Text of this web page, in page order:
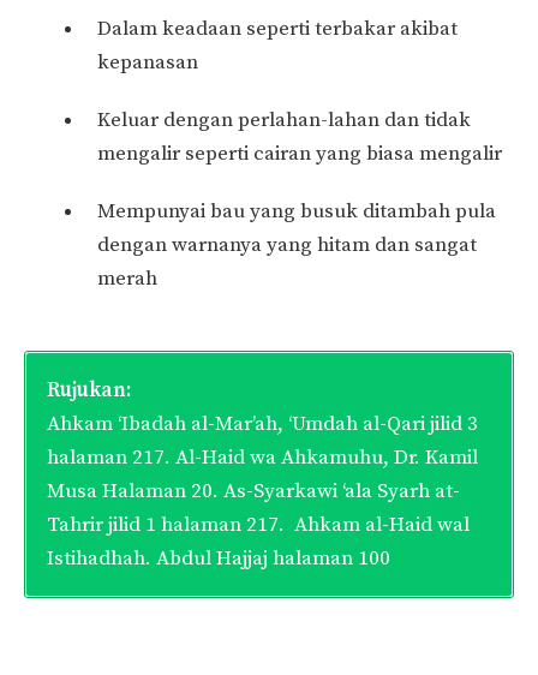
Dalam keadaan seperti terbakar akibat
kepanasan
Keluar dengan perlahan-lahan dan tidak
mengalir seperti cairan yang biasa mengalir
Mempunyai bau yang busuk ditambah pula
dengan warnanya yang hitam dan sangat
merah
Rujukan:
Ahkam ‘Ibadah al-Mar’ah, ‘Umdah al-Qari jilid 3
halaman 217. Al-Haid wa Ahkamuhu, Dr. Kamil
Musa Halaman 20. As-Syarkawi ‘ala Syarh at-
Tahrir jilid 1 halaman 217. Ahkam al-Haid wal
Istihadhah. Abdul Hajjaj halaman 100